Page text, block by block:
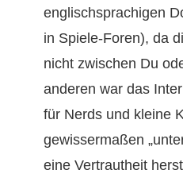
englischsprachigen
in Spiele-Foren), da
nicht zwischen Du
anderen war das
für Nerds und kleine
gewissermaßen
eine Vertrautheit